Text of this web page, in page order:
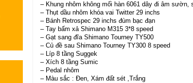
– Khung nhôm không mối hàn 6061 dây đi âm sườn,
– Thụt dầu nhôm khóa vai Twitter 29 inchs
– Bánh Retrospec 29 inchs đùm bạc đạn
– Tay bấm xả Shimano M315 3*8 speed
– Gạt sang đĩa Shimano Tourney TY500
– Củ đề sau Shimano Tourney TY300 8 speed
– Líp 8 tầng Suggek
– Xích 8 tầng Sumic
– Pedal nhôm
– Màu sắc : Đen, Xám đất sét ,Trắng